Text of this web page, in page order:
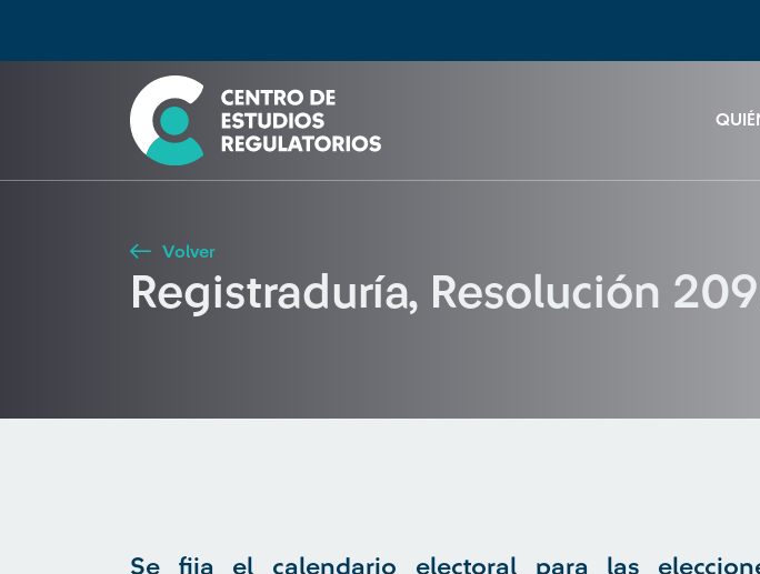
Seleccione país
Buscar
Volver
Registraduría, Resolución
Se fija el calendario electoral para las